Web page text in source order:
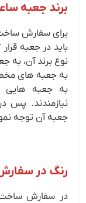
برند جعبه
برای سفارش
باید در جعبه
نوع برند آن، به
به جعبه های
به جعبه هایی
نیازمندند. پس
جعبه آن توجه
رنگ در
در سفارش